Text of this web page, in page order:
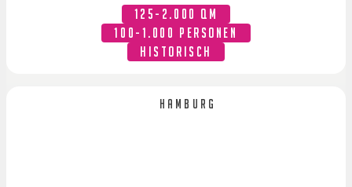
125-2.000 QM
100-1.000 PERSONEN
HISTORISCH
Hamburg